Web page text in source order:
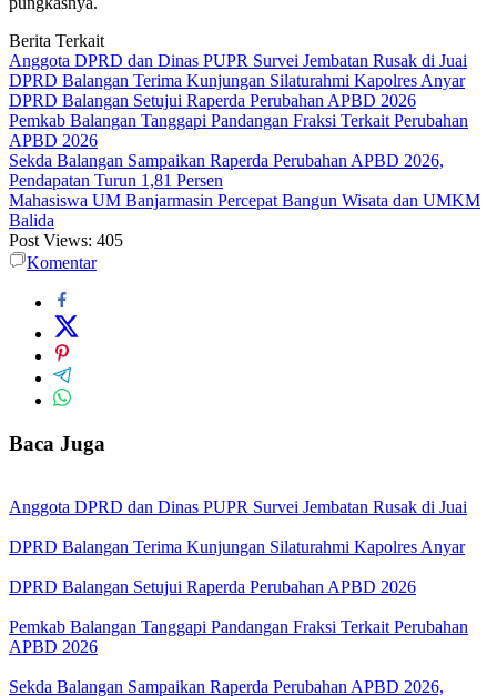
Berita Terkait
Anggota DPRD dan Dinas PUPR Survei Jembatan Rusak di Juai
DPRD Balangan Terima Kunjungan Silaturahmi Kapolres Anyar
DPRD Balangan Setujui Raperda Perubahan APBD 2026
Pemkab Balangan Tanggapi Pandangan Fraksi Terkait Perubahan
APBD 2026
Sekda Balangan Sampaikan Raperda Perubahan APBD 2026,
Pendapatan Turun 1,81 Persen
Mahasiswa UM Banjarmasin Percepat Bangun Wisata dan UMKM
Balida
Post Views: 405
Komentar
Baca Juga
Anggota DPRD dan Dinas PUPR Survei Jembatan Rusak di Juai
DPRD Balangan Terima Kunjungan Silaturahmi Kapolres Anyar
DPRD Balangan Setujui Raperda Perubahan APBD 2026
Pemkab Balangan Tanggapi Pandangan Fraksi Terkait Perubahan
APBD 2026
Sekda Balangan Sampaikan Raperda Perubahan APBD 2026,